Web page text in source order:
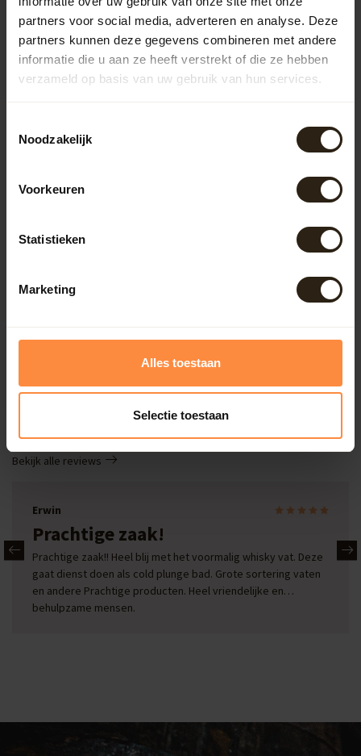
partners voor social media, adverteren en analyse. Deze
partners kunnen deze gegevens combineren met andere
informatie die u aan ze heeft verstrekt of die ze hebben
verzameld op basis van uw gebruik van hun services.
Noodzakelijk
Voorkeuren
Statistieken
Marketing
Alles toestaan
Selectie toestaan
Regentonnen
Kuipen
Onze reviews
Bekijk alle reviews
Erwin
Prachtige zaak!
Prachtige zaak!! Heel blij met het voormalig whisky vat. Deze
gaat dienst doen als cold plunge bad. Grote sortering vaten
en andere Prachtige producten. Heel vriendelijke en
behulpzame mensen.